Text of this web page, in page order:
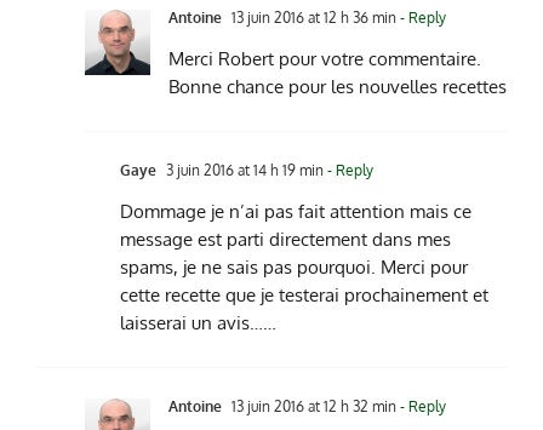
Antoine 13 juin 2016 at 12 h 36 min - Reply
Merci Robert pour votre commentaire.
Bonne chance pour les nouvelles recettes
Gaye 3 juin 2016 at 14 h 19 min - Reply
Dommage je n’ai pas fait attention mais ce
message est parti directement dans mes
spams, je ne sais pas pourquoi. Merci pour
cette recette que je testerai prochainement et
laisserai un avis……
Antoine 13 juin 2016 at 12 h 32 min - Reply